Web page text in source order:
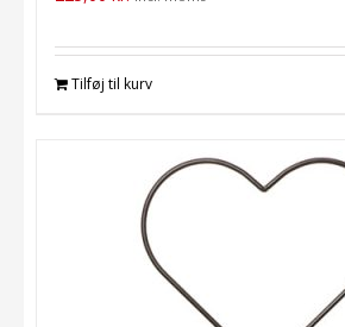
Tilføj til kurv